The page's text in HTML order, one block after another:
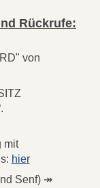
Rückrufe:
von
mit
hier
Senf) ↠